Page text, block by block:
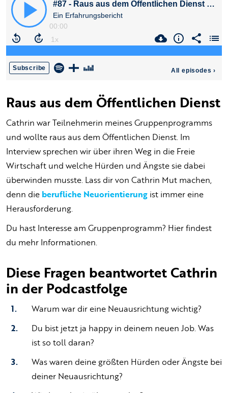
Raus aus dem Öffentlichen Dienst
Cathrin war Teilnehmerin meines Gruppenprogramms
und wollte raus aus dem Öffentlichen Dienst. Im
Interview sprechen wir über ihren Weg in die Freie
Wirtschaft und welche Hürden und Ängste sie dabei
überwinden musste. Lass dir von Cathrin Mut machen,
denn die berufliche Neuorientierung ist immer eine
Herausforderung.
Du hast Interesse am Gruppenprogramm? Hier findest
du mehr Informationen.
Diese Fragen beantwortet Cathrin
in der Podcastfolge
Warum war dir eine Neuausrichtung wichtig?
Du bist jetzt ja happy in deinem neuen Job. Was
ist so toll daran?
Was waren deine größten Hürden oder Ängste bei
deiner Neuausrichtung?